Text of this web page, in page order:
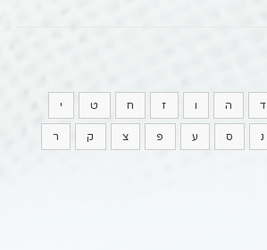
ד ה ו ז ח ט י
נ ס ע פ צ ק ר